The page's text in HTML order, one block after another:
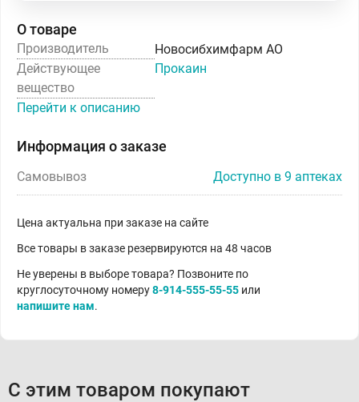
О товаре
Производитель
Новосибхимфарм АО
Действующее
вещество
Прокаин
Перейти к описанию
Информация о заказе
Самовывоз Доступно в 9 аптеках
Цена актуальна при заказе на сайте
Все товары в заказе резервируются на 48 часов
Не уверены в выборе товара? Позвоните по
круглосуточному номеру8-914-555-55-55 или
напишите нам.
С этим товаром покупают